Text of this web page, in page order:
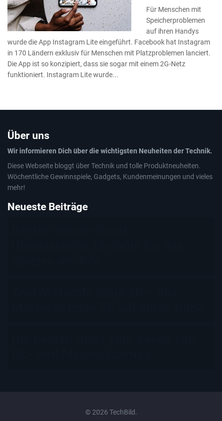
Für Menschen mit
Speicherproblemen
auf ihren Handys
wurde die App Instagram Lite eingeführt. Facebook hat Instagram
in 170 Ländern exklusiv für Menschen mit Platzproblemen lanciert.
Die App ist so konzipiert, dass sie sogar mit einem 2G-Netz
funktioniert. Instagram Lite wurde...
Über uns
Wir informieren Dich über die wichtigsten Neuheiten der Technik.
Diese Webseite bloggt über Technik und tolle Produktneuheiten.
Wöchentliche Gewinnspiele, Gadgets, Kundenmeinungen und vieles
mehr!
Neueste Beiträge
© 2026 TechBild.